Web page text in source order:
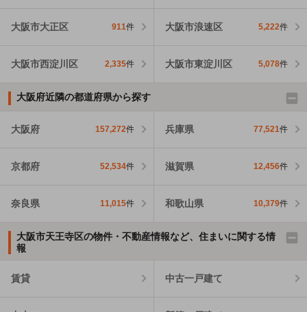
大阪市大正区 911件 大阪市浪速区 5,222件
大阪市西淀川区 2,335件 大阪市東淀川区 5,078件
大阪府近隣の都道府県から探す
大阪府 157,272件 兵庫県 77,521件
京都府 52,534件 滋賀県 12,456件
奈良県 11,015件 和歌山県 10,379件
大阪市天王寺区の物件・不動産情報など、住まいに関する情
報
賃貸 中古一戸建て